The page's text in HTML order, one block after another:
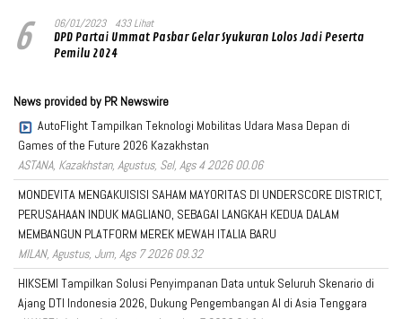
6 06/01/2023 433 Lihat
DPD Partai Ummat Pasbar Gelar Syukuran Lolos Jadi Peserta
Pemilu 2024
News provided by PR Newswire
AutoFlight Tampilkan Teknologi Mobilitas Udara Masa Depan di
Games of the Future 2026 Kazakhstan
ASTANA, Kazakhstan, Agustus, Sel, Ags 4 2026 00.06
MONDEVITA MENGAKUISISI SAHAM MAYORITAS DI UNDERSCORE DISTRICT,
PERUSAHAAN INDUK MAGLIANO, SEBAGAI LANGKAH KEDUA DALAM
MEMBANGUN PLATFORM MEREK MEWAH ITALIA BARU
MILAN, Agustus, Jum, Ags 7 2026 09.32
HIKSEMI Tampilkan Solusi Penyimpanan Data untuk Seluruh Skenario di
Ajang DTI Indonesia 2026, Dukung Pengembangan AI di Asia Tenggara